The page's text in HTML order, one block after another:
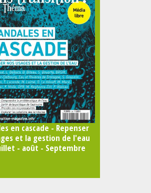
en cascade - Repenser
et la gestion de l'eau
- août - Septembre